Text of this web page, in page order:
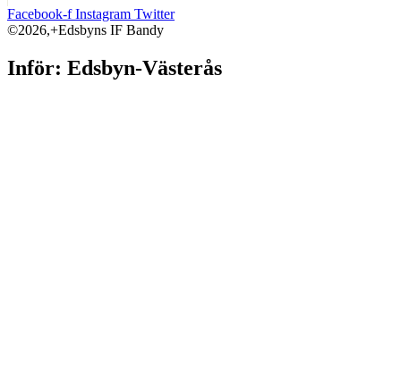
Facebook-f Instagram Twitter
©2026,+Edsbyns IF Bandy
Inför: Edsbyn-Västerås